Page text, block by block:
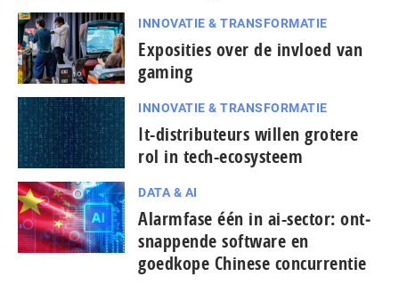
INNOVATIE & TRANSFORMATIE
Exposities over de invloed van
gaming
INNOVATIE & TRANSFORMATIE
It-dis­tri­bu­teurs willen grotere
rol in tech-ecosysteem
DATA & AI
Alarmfase één in ai-sector: ont­
snap­pen­de software en
goedkope Chinese con­cur­ren­tie